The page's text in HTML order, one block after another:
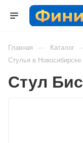
Главная — Каталог
Стулья в Новосибирске
Стул